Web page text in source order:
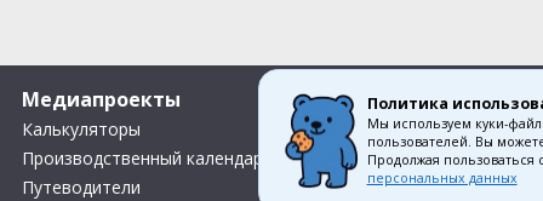
Медиапроекты
Калькуляторы
Производственный календарь
Путеводители
О компании
Вакансии
Контакты
О нас
Политика
Мы используем куки-
пользователей. Вы
Продолжая
персональных данных